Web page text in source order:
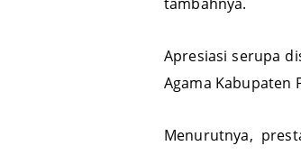
tambahnya.
Apresiasi serupa
Agama Kabupaten
Menurutnya,